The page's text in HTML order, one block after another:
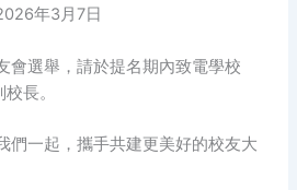
年3月7日
會選舉，請於提名期內致電學校
長。
們一起，攜手共建更美好的校友大